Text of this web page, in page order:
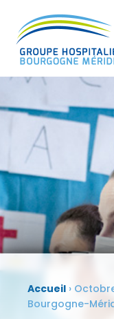
Accueil ›
Bourgogne-